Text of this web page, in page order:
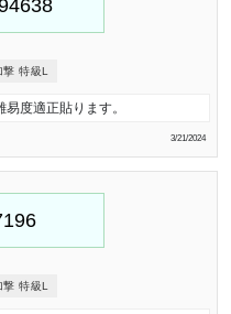
撃 特級L
度適正貼ります。
3/21/2024
撃 特級L